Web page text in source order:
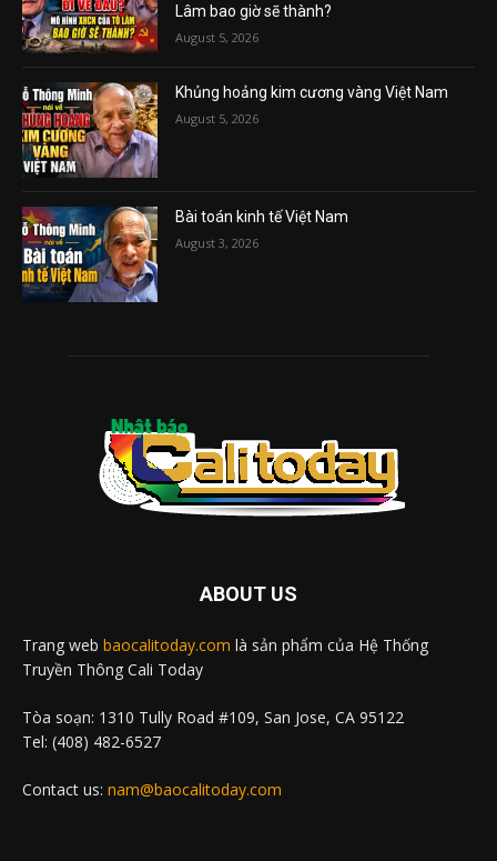
Lâm bao giờ sẽ thành?
August 5, 2026
Khủng hoảng kim cương vàng Việt Nam
August 5, 2026
Bài toán kinh tế Việt Nam
August 3, 2026
ABOUT US
Trang web baocalitoday.com là sản phẩm của Hệ Thống
Truyền Thông Cali Today
Tòa soạn: 1310 Tully Road #109, San Jose, CA 95122
Tel: (408) 482-6527
Contact us: nam@baocalitoday.com